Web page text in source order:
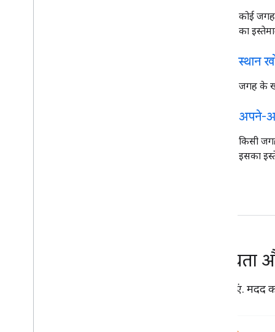
कोई
का
स्थान
जगह के
अपने-
किसी
इसका
सहायता
मदद पाएं. मदद